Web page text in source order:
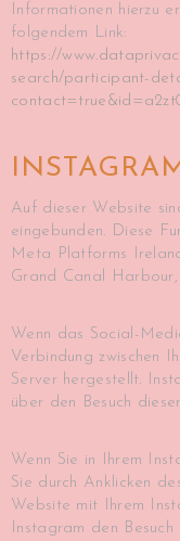
Informationen hierzu
folgendem Link:
https://
search/participant-
Auf dieser Website
eingebunden. Diese
Meta Platforms
Grand Canal
Wenn das Social-
Verbindung zwischen
Server hergestellt.
über den Besuch
Wenn Sie in Ihrem
Sie durch Anklicken
Website mit Ihrem
Instagram den